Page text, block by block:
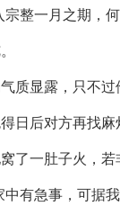
整一月之期，
质显露，只不
日后对方再找麻
了一肚子火，
有急事，可据